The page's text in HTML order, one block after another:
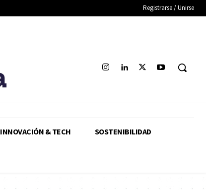
Registrarse / Unirse
INNOVACIÓN & TECH SOSTENIBILIDAD